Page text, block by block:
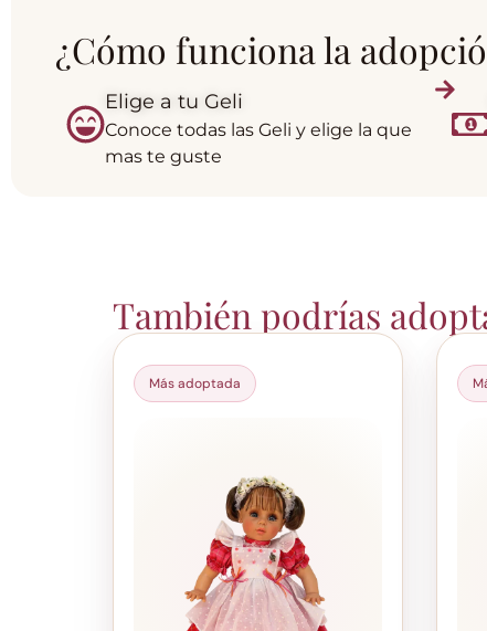
¿Cómo funciona la
Elige a tu Geli
Conoce todas las Geli y elige la que
mas te guste
También podrías
Más adoptada